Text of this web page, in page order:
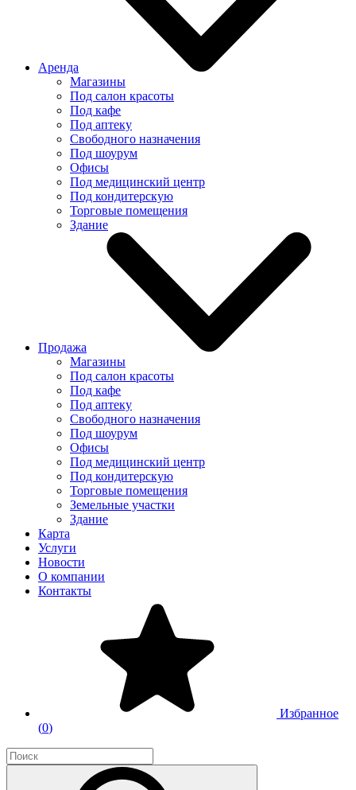
Аренда
Магазины
Под салон красоты
Под кафе
Под аптеку
Свободного назначения
Под шоурум
Офисы
Под медицинский центр
Под кондитерскую
Торговые помещения
Здание
Продажа
Магазины
Под салон красоты
Под кафе
Под аптеку
Свободного назначения
Под шоурум
Офисы
Под медицинский центр
Под кондитерскую
Торговые помещения
Земельные участки
Здание
Карта
Услуги
Новости
О компании
Контакты
Избранное
(0)